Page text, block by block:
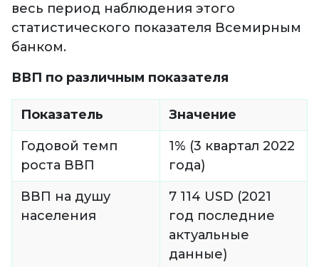
весь период наблюдения этого
статистического показателя Всемирным
банком.
ВВП по различным показателя
Показатель
Значение
Годовой темп
роста ВВП
1% (3 квартал 2022
года)
ВВП на душу
населения
7 114 USD (2021
год последние
актуальные
данные)